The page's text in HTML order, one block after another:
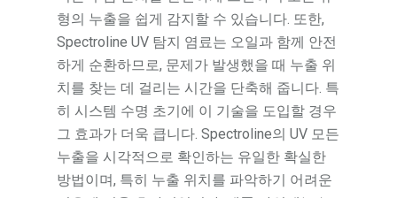
형의 누출을 쉽게 감지할 수 있습니다. 또한,
Spectroline UV 탐지 염료는 오일과 함께 안전
하게 순환하므로, 문제가 발생했을 때 누출 위
치를 찾는 데 걸리는 시간을 단축해 줍니다. 특
히 시스템 수명 초기에 이 기술을 도입할 경우
그 효과가 더욱 큽니다. Spectroline의 UV 모든
누출을 시각적으로 확인하는 유일한 확실한
방법이며, 특히 누출 위치를 파악하기 어려운